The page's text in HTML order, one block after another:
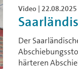
Video | 22.08.2025
Der
härteren